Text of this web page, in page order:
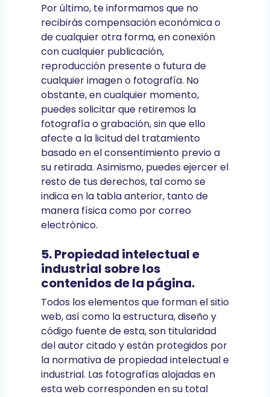
Por último, te informamos que no
recibirás compensación económica o
de cualquier otra forma, en conexión
con cualquier publicación,
reproducción presente o futura de
cualquier imagen o fotografía. No
obstante, en cualquier momento,
puedes solicitar que retiremos la
fotografía o grabación, sin que ello
afecte a la licitud del tratamiento
basado en el consentimiento previo a
su retirada. Asimismo, puedes ejercer el
resto de tus derechos, tal como se
indica en la tabla anterior, tanto de
manera física como por correo
electrónico.
5. Propiedad intelectual e
industrial sobre los
contenidos de la página.
Todos los elementos que forman el sitio
web, así como la estructura, diseño y
código fuente de esta, son titularidad
del autor citado y están protegidos por
la normativa de propiedad intelectual e
industrial. Las fotografías alojadas en
esta web corresponden en su total